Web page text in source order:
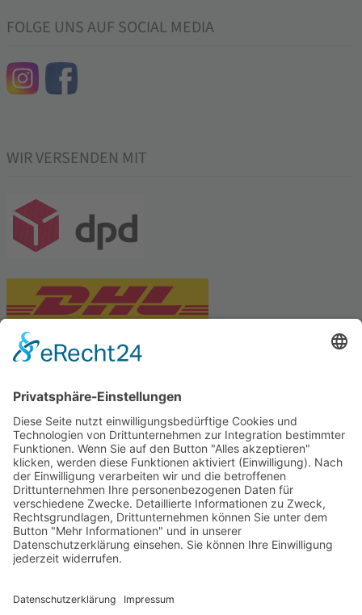
FOLGE UNS AUF SOCIAL MEDIA
WIR VERSENDEN MIT
Tekal – Textile Lebensqualität
Exklusive moderne & Orientteppiche
Feuerwerk XXL
Pyrotechnik online bestellen
© Stadtmühle Waldenbuch 2026
und Mühlenprodukte ·
Cookie-Einstellungen